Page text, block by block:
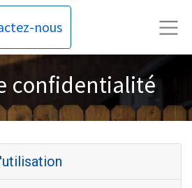
nous
confidentialité